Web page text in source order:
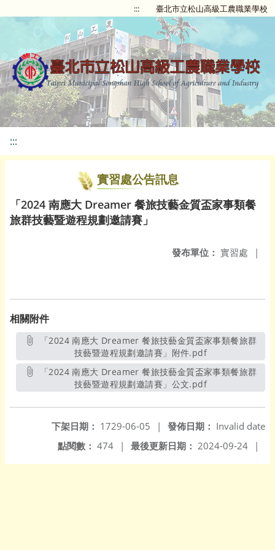
::: 臺北市立松山高級工農職業學校
:::
實習處公告訊息
「2024 南應大 Dreamer 餐旅技藝金質盃家事類餐
旅群技藝暨遊程規劃邀請賽」
發布單位： 實習處 |
相關附件
技藝暨遊程規劃邀請賽」附件.pdf另開新視窗
技藝暨遊程規劃邀請賽」公文.pdf另開新視窗
發佈日期： Invalid date
下架日期： 1729-06-05
|
最後更新日期： 2024-09-24 |
點閱數： 474 |